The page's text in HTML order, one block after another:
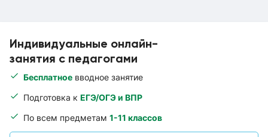
Индивидуальные онлайн-
занятия с педагогами
Бесплатное вводное занятие
Подготовка к ЕГЭ/ОГЭ и ВПР
По всем предметам 1-11 классов